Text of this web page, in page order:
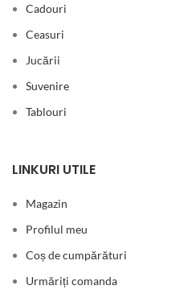
Cadouri
Ceasuri
Jucării
Suvenire
Tablouri
LINKURI UTILE
Magazin
Profilul meu
Coș de cumpărături
Urmăriți comanda